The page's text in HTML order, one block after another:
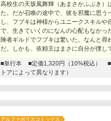
高校生の天坂風舞輝（あまさかふぶき
た。だが召喚の途中で、彼を邪魔に思
し、フブキは神様からユニークスキル
で、生きていくのになんの心配もなか
険者ギルドでフブキは驚いた。なんと
だ。しかも、依頼主はまさに自分が捜
■単行本 ■定価1,320円（10%税込）
トアによって異なります）
アルファポリスコミックス